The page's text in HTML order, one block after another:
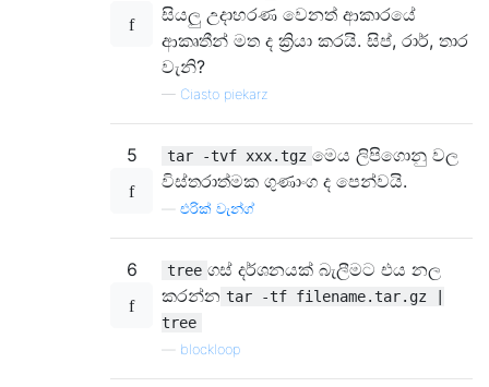
සියලු උදාහරණ වෙනත් ආකාරයේ
ආකෘතීන් මත ද ක්‍රියා කරයි. සිප්, රාර්, තාර
වැනි?
— Ciasto piekarz
5 tar -tvf xxx.tgz මෙය ලිපිගොනු වල
විස්තරාත්මක ගුණාංග ද පෙන්වයි.
එරික් වැන්ග්
6 tree ගස් දර්ශනයක් බැලීමට එය නල
කරන්න tar -tf filename.tar.gz |
tree
blockloop